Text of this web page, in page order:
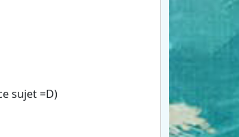
sujet =D)